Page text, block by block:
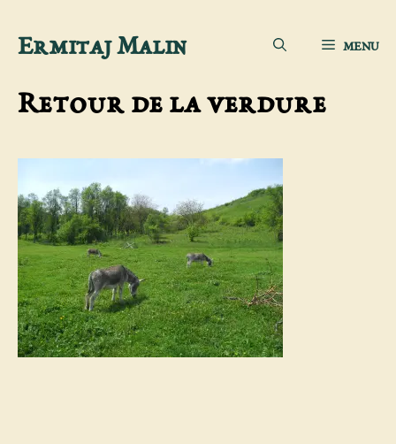
Aller
contenu
Ermitaj Malin MENU
Retour de la verdure